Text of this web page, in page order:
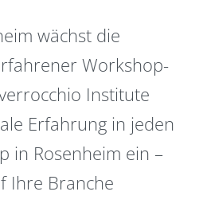
wächst die
Workshop-
Institute
Erfahrung in jeden
in Rosenheim ein –
Ihre Branche